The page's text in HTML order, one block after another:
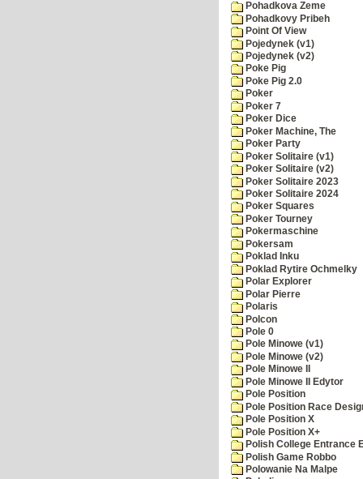
Pohadkova Zeme
Pohadkovy Pribeh
Point Of View
Pojedynek (v1)
Pojedynek (v2)
Poke Pig
Poke Pig 2.0
Poker
Poker 7
Poker Dice
Poker Machine, The
Poker Party
Poker Solitaire (v1)
Poker Solitaire (v2)
Poker Solitaire 2023
Poker Solitaire 2024
Poker Squares
Poker Tourney
Pokermaschine
Pokersam
Poklad Inku
Poklad Rytire Ochmelky
Polar Explorer
Polar Pierre
Polaris
Polcon
Pole 0
Pole Minowe (v1)
Pole Minowe (v2)
Pole Minowe II
Pole Minowe II Edytor
Pole Position
Pole Position Race
Pole Position X
Pole Position X+
Polish College Entrance
Polish Game Robbo
Polowanie Na Malpe